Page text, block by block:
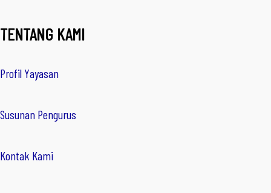
TENTANG KAMI
Profil Yayasan
Susunan Pengurus
Kontak Kami